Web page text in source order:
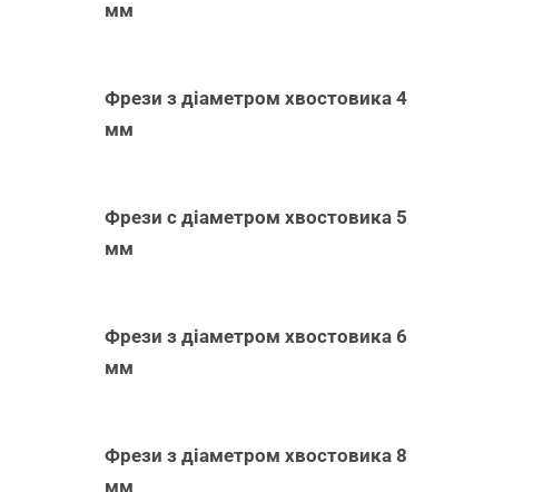
мм
Фрези з діаметром хвостовика 4
мм
Фрези с діаметром хвостовика 5
мм
Фрези з діаметром хвостовика 6
мм
Фрези з діаметром хвостовика 8
мм